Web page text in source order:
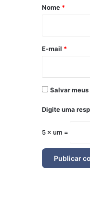
r
*
Nome *
E-mail *
Salvar
Digite uma
5 × um =